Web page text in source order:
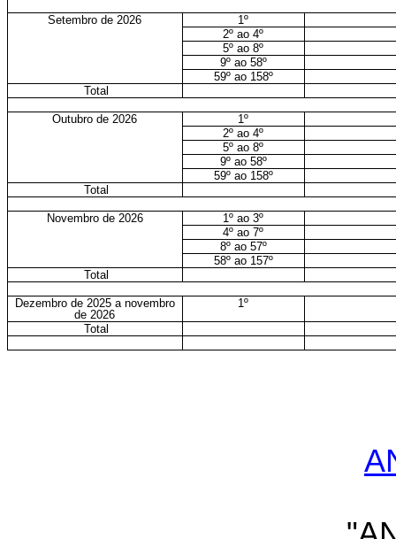
Setembro de 2026
1º
2º ao 4º
5º ao 8º
9º ao 58º
59º ao 158º
Total
Outubro de 2026
1º
2º ao 4º
5º ao 8º
9º ao 58º
59º ao 158º
Total
Novembro de 2026
1º ao 3º
4º ao 7º
8º ao 57º
58º ao 157º
Total
Dezembro de 2025 a novembro
de 2026
1º
Total